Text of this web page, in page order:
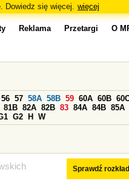
Dowiedz się więcej. więcej
Reklama Przetargi O
Sprawdź
56 57 58A 58B 59 60A 60B
81B 82A 82B 83 84A 84B 85A
G2 H W